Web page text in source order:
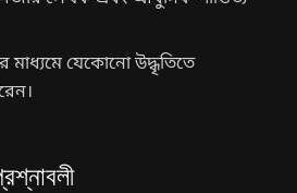
যেকোনো উদ্ধৃতিতে